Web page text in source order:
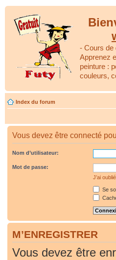
- Cours de
Apprenez
peinture :
couleurs,
Index du forum
Vous devez être connecté
Nom d’utilisateur:
Mot de passe:
J’ai
Se
M’ENREGISTRER
Vous devez être